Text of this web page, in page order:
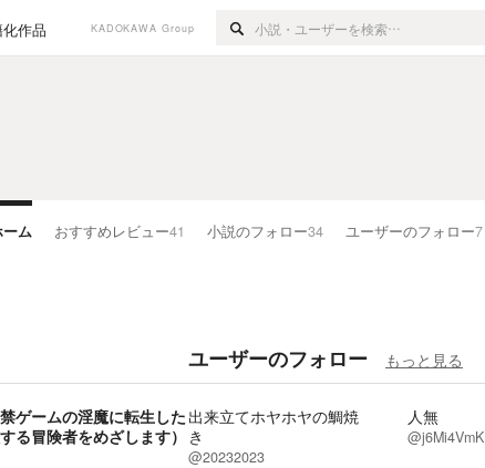
作品 KADOKAWA Group
ム おすすめレビュー41 小説のフォロー34 ユーザーのフォロー7
ゲームの淫魔に転生した
る冒険者をめざします）
ユーザーのフォロー もっと見る
出来立てホヤホヤの鯛焼
き
@20232023
人無
@j6Mi4VmK